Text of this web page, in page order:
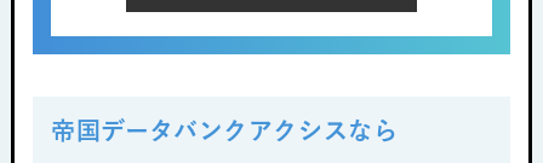
帝国データバンクアクシスなら